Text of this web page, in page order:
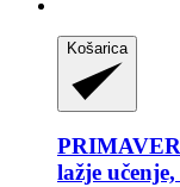
Košarica
lažje